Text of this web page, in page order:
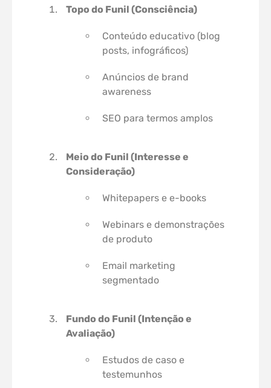
Topo do Funil (Consciência)
Conteúdo educativo (blog
posts, infográficos)
Anúncios de brand
awareness
SEO para termos amplos
Meio do Funil (Interesse e
Consideração)
Whitepapers e e-books
Webinars e demonstrações
de produto
Email marketing
segmentado
Fundo do Funil (Intenção e
Avaliação)
Estudos de caso e
testemunhos